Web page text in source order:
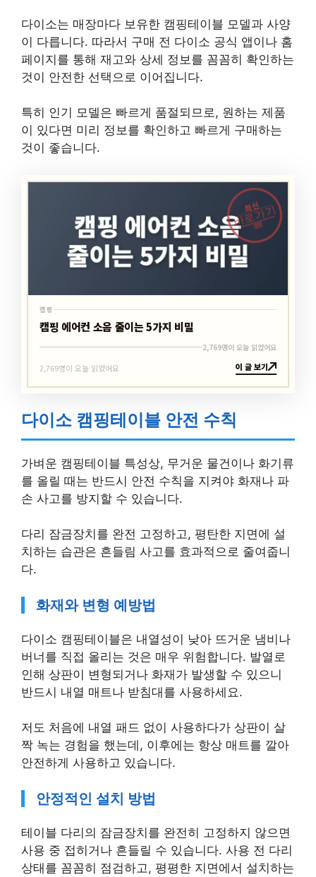
다이소는 매장마다 보유한 캠핑테이블 모델과 사양
이 다릅니다. 따라서 구매 전 다이소 공식 앱이나 홈
페이지를 통해 재고와 상세 정보를 꼼꼼히 확인하는
것이 안전한 선택으로 이어집니다.
특히 인기 모델은 빠르게 품절되므로, 원하는 제품
이 있다면 미리 정보를 확인하고 빠르게 구매하는
것이 좋습니다.
최신
바로가기
캠핑
캠핑
캠핑 에어컨 소음 줄이는 5가지 비밀
2,769명이 오늘 읽었어요
2,769명이 오늘 읽었어요 이 글 보기
다이소 캠핑테이블 안전 수칙
가벼운 캠핑테이블 특성상, 무거운 물건이나 화기류
를 올릴 때는 반드시 안전 수칙을 지켜야 화재나 파
손 사고를 방지할 수 있습니다.
다리 잠금장치를 완전 고정하고, 평탄한 지면에 설
치하는 습관은 흔들림 사고를 효과적으로 줄여줍니
다.
화재와 변형 예방법
다이소 캠핑테이블은 내열성이 낮아 뜨거운 냄비나
버너를 직접 올리는 것은 매우 위험합니다. 발열로
인해 상판이 변형되거나 화재가 발생할 수 있으니
반드시 내열 매트나 받침대를 사용하세요.
저도 처음에 내열 패드 없이 사용하다가 상판이 살
짝 녹는 경험을 했는데, 이후에는 항상 매트를 깔아
안전하게 사용하고 있습니다.
안정적인 설치 방법
테이블 다리의 잠금장치를 완전히 고정하지 않으면
사용 중 접히거나 흔들릴 수 있습니다. 사용 전 다리
상태를 꼼꼼히 점검하고, 평평한 지면에서 설치하는